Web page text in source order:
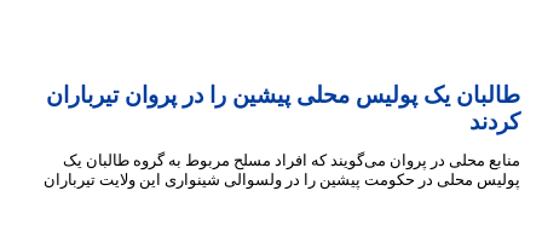
یک پولیس محلی پیشین را در پروان تیرباران
محلی در پروان می‌گویند که افراد مسلح مربوط به گروه طالبان یک
محلی در حکومت پیشین را در ولسوالی شینواری این ولایت تیرباران